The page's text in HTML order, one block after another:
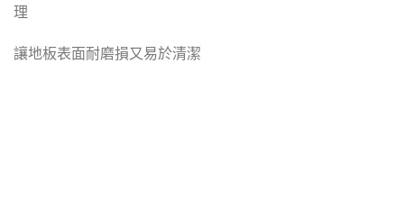
理
讓地板表面耐磨損又易於清潔